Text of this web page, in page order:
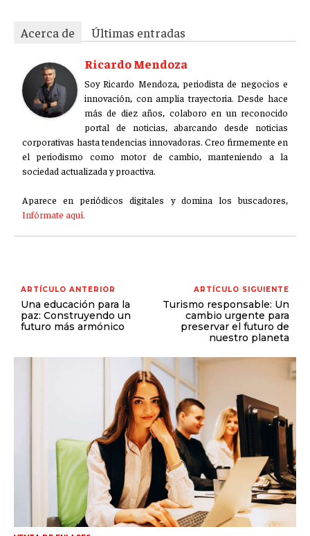
E-COMMERCE Y COMERCIO ELECTRÓNICO
ESTRATEGIAS DE PRICING Y GESTIÓN DE
PRECIOS
GESTIÓN DE CRISIS EMPRESARIALES
EMPRESAS Y STARTUPS TECNOLÓGICAS
GESTIÓN DE LA EXPERIENCIA DEL CLIENTE
MÁS
GESTIÓN DE PROYECTOS
LOGÍSTICA EMPRESARIAL
CALIDAD Y MEJORA CONTINUA
RECURSOS HUMANOS Y GESTIÓN DEL
COMPENSACIÓN Y BENEFICIOS
RECLUTAMIENTO Y SELECCIÓN
DESARROLLO DE PERSONAL
GESTIÓN DEL DESEMPEÑO
CULTURA Y CLIMA ORGANIZACIONAL
Acerca de
Últimas entradas
Ricardo Mendoza
Soy Ricardo Mendoza, periodista de negocios e
innovación, con amplia trayectoria. Desde hace
más de diez años, colaboro en un reconocido
portal de noticias, abarcando desde noticias
corporativas hasta tendencias innovadoras. Creo firmemente en
el periodismo como motor de cambio, manteniendo a la
sociedad actualizada y proactiva.
Aparece en periódicos digitales y domina los buscadores,
Infórmate aquí.
ARTÍCULO ANTERIOR
Una educación para la
paz: Construyendo un
futuro más armónico
ARTÍCULO SIGUIENTE
Turismo responsable: Un
cambio urgente para
preservar el futuro de
nuestro planeta